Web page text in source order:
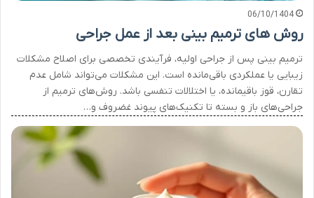
06/10/1404
روش های ترمیم بینی بعد از عمل جراحی
ترمیم بینی پس از جراحی اولیه، فرآیندی تخصصی برای اصلاح مشکلات
زیبایی یا عملکردی باقی‌مانده است. این مشکلات می‌تواند شامل عدم
تقارن، قوز باقیمانده، یا اختلالات تنفسی باشد. روش‌های ترمیم از
جراحی‌های باز و بسته تا تکنیک‌های پیوند غضروف و…